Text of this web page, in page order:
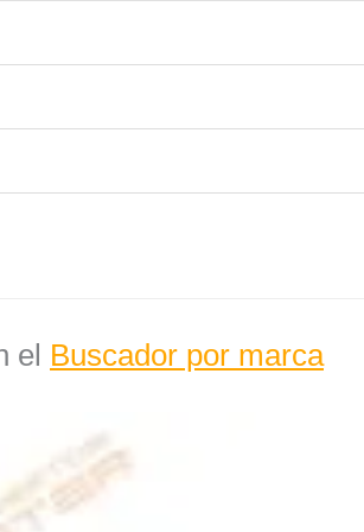
el Buscador por marca